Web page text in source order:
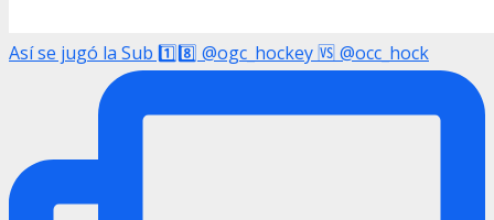
Así se jugó la Sub 1️⃣8️⃣ @ogc_hockey 🆚 @occ_hock